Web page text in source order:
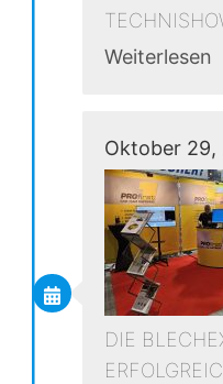
Weiterlesen
Oktober 29,
DIE